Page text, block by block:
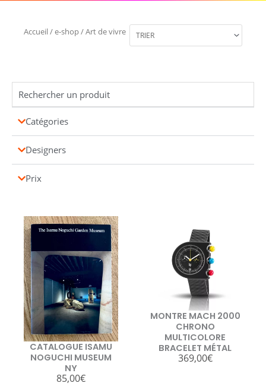
Accueil/e-shop/ Art de vivre
Catégories
Designers
Prix
CATALOGUE ISAMU
NOGUCHI MUSEUM
NY
85,00€
MONTRE MACH 2000
CHRONO
MULTICOLORE
BRACELET MÉTAL
369,00€